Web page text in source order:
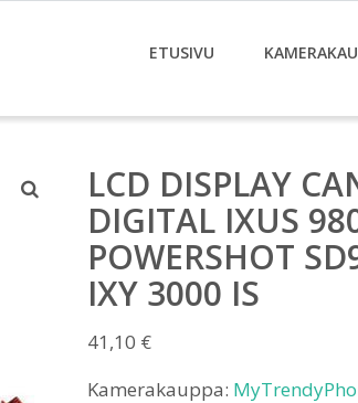
ETUSIVU
LCD DISPLAY
DIGITAL IXUS
POWERSHOT
IXY 3000 IS
41,10 €
Kamerakauppa: